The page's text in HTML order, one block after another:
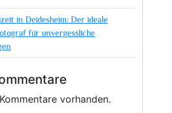
in Deidesheim: Der ideale
für unvergessliche
vorhanden.